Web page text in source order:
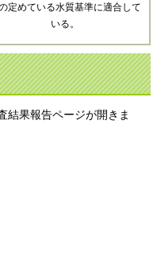
定めている水質基準に適合して
いる。
結果報告ページが開きま